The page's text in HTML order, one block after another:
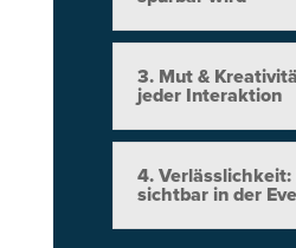
3. Mut &
jeder Interaktion
4. Verlässlichkeit:
sichtbar in der